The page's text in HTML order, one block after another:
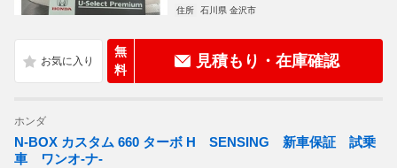
住所
石川県 金沢市
無
料
見積もり・在庫確認
ホンダ
N-BOX カスタム 660 ターボ H SENSING 新車保証 試乗
車 ワンオ-ナ-